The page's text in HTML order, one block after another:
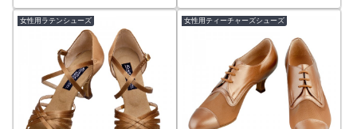
女性用ラテンシューズ 女性用ティーチャーズシューズ